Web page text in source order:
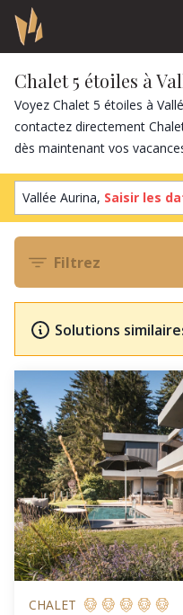
Chalet 5 étoiles à
Voyez Chalet 5 étoiles à
contactez directement
dès maintenant vos
Vallée Aurina, Saisir les
Filtrez
Solutions
CHALET